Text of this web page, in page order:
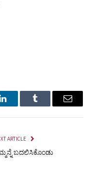
LinkedInTumblr Email
ARTICLE
ಬದಲಿಸಿಕೊಂಡು